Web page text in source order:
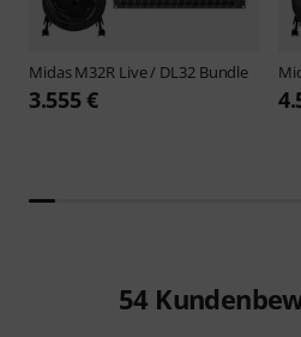
MidasM32R Live / DL32 Bundle
3.555 €
54